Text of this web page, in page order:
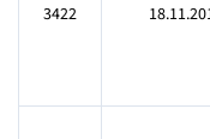
3422